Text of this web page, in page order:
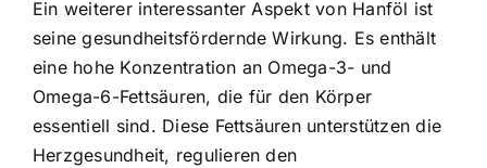
Ein weiterer interessanter Aspekt von Hanföl ist
seine gesundheitsfördernde Wirkung. Es enthält
eine hohe Konzentration an Omega-3- und
Omega-6-Fettsäuren, die für den Körper
essentiell sind. Diese Fettsäuren unterstützen die
Herzgesundheit, regulieren den